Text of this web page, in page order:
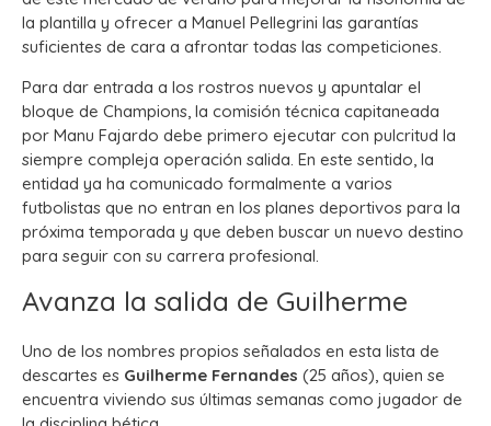
la plantilla y ofrecer a Manuel Pellegrini las garantías
suficientes de cara a afrontar todas las competiciones.
Para dar entrada a los rostros nuevos y apuntalar el
bloque de Champions, la comisión técnica capitaneada
por Manu Fajardo debe primero ejecutar con pulcritud la
siempre compleja operación salida. En este sentido, la
entidad ya ha comunicado formalmente a varios
futbolistas que no entran en los planes deportivos para la
próxima temporada y que deben buscar un nuevo destino
para seguir con su carrera profesional.
Avanza la salida de Guilherme
Uno de los nombres propios señalados en esta lista de
descartes es Guilherme Fernandes (25 años), quien se
encuentra viviendo sus últimas semanas como jugador de